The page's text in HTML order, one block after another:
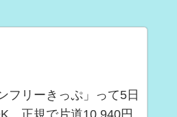
フリーきっぷ」って5日
、正規で片道10,940円